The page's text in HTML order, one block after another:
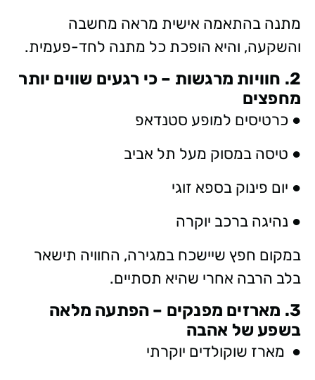
מתנה בהתאמה אישית מראה מחשבה
והשקעה, והיא הופכת כל מתנה לחד-פעמית.
2. חוויות מרגשות – כי רגעים שווים יותר
מחפצים
● כרטיסים למופע סטנדאפ
● טיסה במסוק מעל תל אביב
● יום פינוק בספא זוגי
● נהיגה ברכב יוקרה
במקום חפץ שיישכח במגירה, החוויה תישאר
בלב הרבה אחרי שהיא תסתיים.
3. מארזים מפנקים – הפתעה מלאה
בשפע של אהבה
● מארז שוקולדים יוקרתי